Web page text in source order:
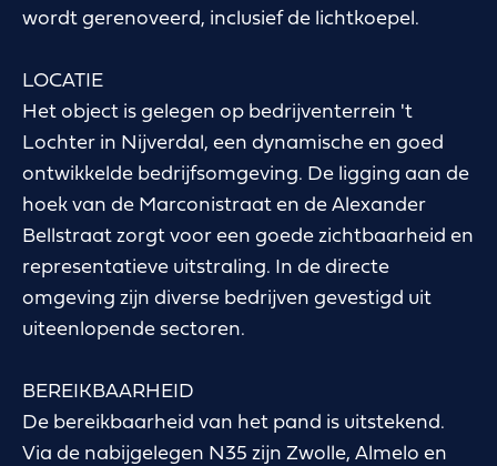
wordt gerenoveerd, inclusief de lichtkoepel.
LOCATIE
Het object is gelegen op bedrijventerrein 't
Lochter in Nijverdal, een dynamische en goed
ontwikkelde bedrijfsomgeving. De ligging aan de
hoek van de Marconistraat en de Alexander
Bellstraat zorgt voor een goede zichtbaarheid en
representatieve uitstraling. In de directe
omgeving zijn diverse bedrijven gevestigd uit
uiteenlopende sectoren.
BEREIKBAARHEID
De bereikbaarheid van het pand is uitstekend.
Via de nabijgelegen N35 zijn Zwolle, Almelo en